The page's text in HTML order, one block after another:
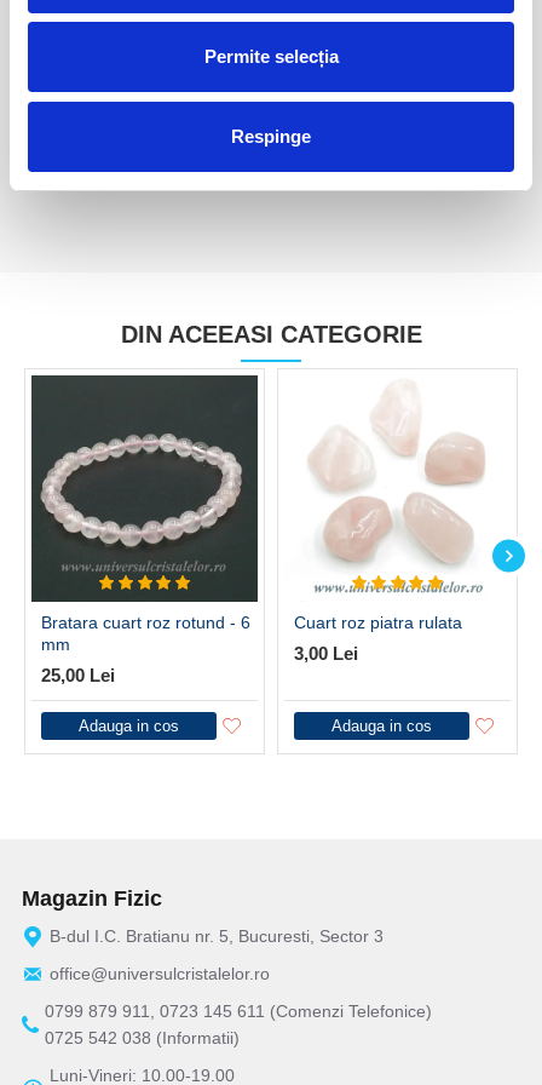
Permite selecția
Respinge
DIN ACEEASI CATEGORIE
Bratara cuart roz rotund - 6
mm
25,00 Lei
Adauga in cos
Cuart roz piatra rulata
3,00 Lei
Adauga in cos
Magazin Fizic
B-dul I.C. Bratianu nr. 5, Bucuresti, Sector 3
office@universulcristalelor.ro
0799 879 911, 0723 145 611 (Comenzi Telefonice)
0725 542 038 (Informatii)
Luni-Vineri: 10.00-19.00